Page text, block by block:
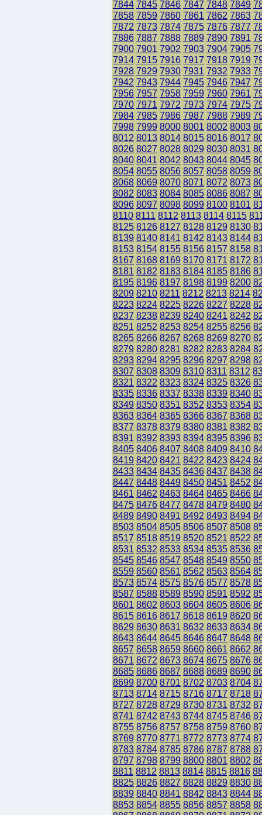
7844 7845 7846 7847 7848 7849
7858 7859 7860 7861 7862 7863
7872 7873 7874 7875 7876 7877
7886 7887 7888 7889 7890 7891
7900 7901 7902 7903 7904 7905
7914 7915 7916 7917 7918 7919
7928 7929 7930 7931 7932 7933
7942 7943 7944 7945 7946 7947
7956 7957 7958 7959 7960 7961
7970 7971 7972 7973 7974 7975
7984 7985 7986 7987 7988 7989
7998 7999 8000 8001 8002 8003
8012 8013 8014 8015 8016 8017
8026 8027 8028 8029 8030 8031
8040 8041 8042 8043 8044 8045
8054 8055 8056 8057 8058 8059
8068 8069 8070 8071 8072 8073
8082 8083 8084 8085 8086 8087
8096 8097 8098 8099 8100 8101
8110 8111 8112 8113 8114 8115
8125 8126 8127 8128 8129 8130
8139 8140 8141 8142 8143 8144
8153 8154 8155 8156 8157 8158
8167 8168 8169 8170 8171 8172
8181 8182 8183 8184 8185 8186
8195 8196 8197 8198 8199 8200
8209 8210 8211 8212 8213 8214
8223 8224 8225 8226 8227 8228
8237 8238 8239 8240 8241 8242
8251 8252 8253 8254 8255 8256
8265 8266 8267 8268 8269 8270
8279 8280 8281 8282 8283 8284
8293 8294 8295 8296 8297 8298
8307 8308 8309 8310 8311 8312
8321 8322 8323 8324 8325 8326
8335 8336 8337 8338 8339 8340
8349 8350 8351 8352 8353 8354
8363 8364 8365 8366 8367 8368
8377 8378 8379 8380 8381 8382
8391 8392 8393 8394 8395 8396
8405 8406 8407 8408 8409 8410
8419 8420 8421 8422 8423 8424
8433 8434 8435 8436 8437 8438
8447 8448 8449 8450 8451 8452
8461 8462 8463 8464 8465 8466
8475 8476 8477 8478 8479 8480
8489 8490 8491 8492 8493 8494
8503 8504 8505 8506 8507 8508
8517 8518 8519 8520 8521 8522
8531 8532 8533 8534 8535 8536
8545 8546 8547 8548 8549 8550
8559 8560 8561 8562 8563 8564
8573 8574 8575 8576 8577 8578
8587 8588 8589 8590 8591 8592
8601 8602 8603 8604 8605 8606
8615 8616 8617 8618 8619 8620
8629 8630 8631 8632 8633 8634
8643 8644 8645 8646 8647 8648
8657 8658 8659 8660 8661 8662
8671 8672 8673 8674 8675 8676
8685 8686 8687 8688 8689 8690
8699 8700 8701 8702 8703 8704
8713 8714 8715 8716 8717 8718
8727 8728 8729 8730 8731 8732
8741 8742 8743 8744 8745 8746
8755 8756 8757 8758 8759 8760
8769 8770 8771 8772 8773 8774
8783 8784 8785 8786 8787 8788
8797 8798 8799 8800 8801 8802
8811 8812 8813 8814 8815 8816
8825 8826 8827 8828 8829 8830
8839 8840 8841 8842 8843 8844
8853 8854 8855 8856 8857 8858